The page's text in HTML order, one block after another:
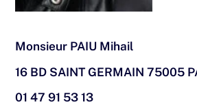
Monsieur PAIU Mihail
16 BD SAINT GERMAIN 75005
01 47 91 53 13